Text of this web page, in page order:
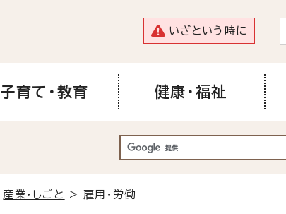
いざという時に
子育て・教育 健康・福祉
産業・しごと > 雇用・労働